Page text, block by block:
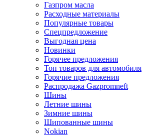
Газпром масла
Расходные материалы
Популярные товары
Спецпредложение
Выгодная цена
Новинки
Горячее предложения
Топ товаров для автомобиля
Горячие предложения
Распродажа Gazpromneft
Шины
Летние шины
Зимние шины
Шипованные шины
Nokian